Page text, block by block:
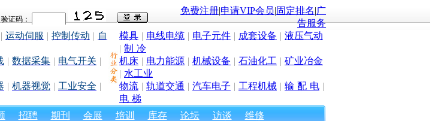
免费注册|申请VIP会员|固定排名|广
告服务
| 运动伺服 | 控制传动 | 自
| 数据采集 | 电气开关 |
| 机器视觉 | 工业安全 |
模具 | 电线电缆 | 电子元件 | 成套设备 | 液压气动
| 制 冷
机床 | 电力能源 | 机械设备 | 石油化工 | 矿业冶金
| 水工业
物流 | 轨道交通 | 汽车电子 | 工程机械 | 输 配 电 |
电 梯
招聘 期刊 会展 培训 库存 论坛 访谈 维修